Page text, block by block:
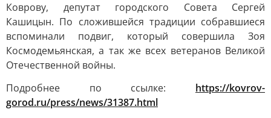
Коврову, депутат городского Совета Сергей
Кашицын. По сложившейся традиции собравшиеся
вспоминали подвиг, который совершила Зоя
Космодемьянская, а так же всех ветеранов Великой
Отечественной войны.
Подробнее по ссылке: https://kovrov-
gorod.ru/press/news/31387.html